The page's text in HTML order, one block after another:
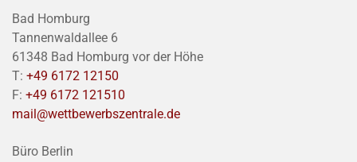
Bad Homburg
Tannenwaldallee 6
61348 Bad Homburg vor der Höhe
T: +49 6172 12150
F: +49 6172 121510
mail@wettbewerbszentrale.de
Büro Berlin